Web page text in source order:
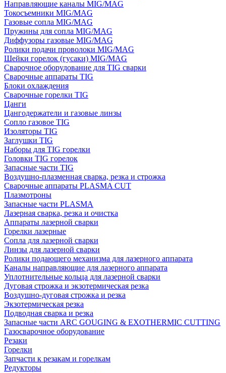
Направляющие каналы MIG/MAG
Токосъемники MIG/MAG
Газовые сопла MIG/MAG
Пружины для сопла MIG/MAG
Диффузоры газовые MIG/MAG
Ролики подачи проволоки MIG/MAG
Шейки горелок (гусаки) MIG/MAG
Сварочное оборудование для TIG сварки
Сварочные аппараты TIG
Блоки охлаждения
Сварочные горелки TIG
Цанги
Цангодержатели и газовые линзы
Сопло газовое TIG
Изоляторы TIG
Заглушки TIG
Наборы для TIG горелки
Головки TIG горелок
Запасные части TIG
Воздушно-плазменная сварка, резка и строжка
Сварочные аппараты PLASMA CUT
Плазмотроны
Запасные части PLASMA
Лазерная сварка, резка и очистка
Аппараты лазерной сварки
Горелки лазерные
Сопла для лазерной сварки
Линзы для лазерной сварки
Ролики подающего механизма для лазерного аппарата
Каналы направляющие для лазерного аппарата
Уплотнительные кольца для лазерной сварки
Дуговая строжка и экзотермическая резка
Воздушно-дуговая строжка и резка
Экзотермическая резка
Подводная сварка и резка
Запасные части ARC GOUGING & EXOTHERMIC CUTTING
Газосварочное оборудование
Резаки
Горелки
Запчасти к резакам и горелкам
Редукторы